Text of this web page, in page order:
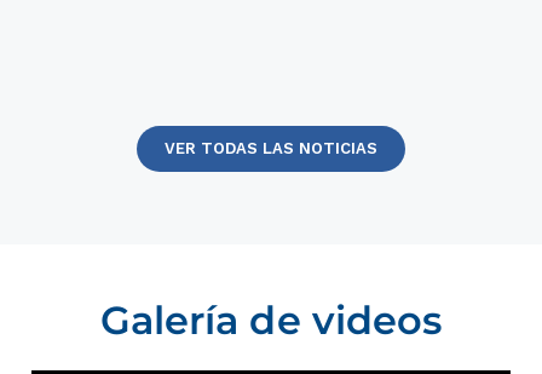
VER TODAS LAS NOTICIAS
Galería de videos